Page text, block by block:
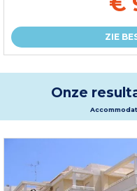
ZIE
Onze